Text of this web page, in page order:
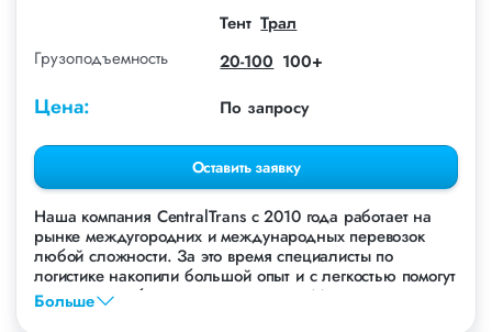
Тент Трал
Грузоподъемность
20-100 100+
Цена: По запросу
Оставить заявку
Наша компания СentralTrans с 2010 года работает на
рынке междугородних и международных перевозок
любой сложности. За это время специалисты по
логистике накопили большой опыт и с легкостью помогут
перевезти любые грузы, в том числе Металлические
фермы.
Больше